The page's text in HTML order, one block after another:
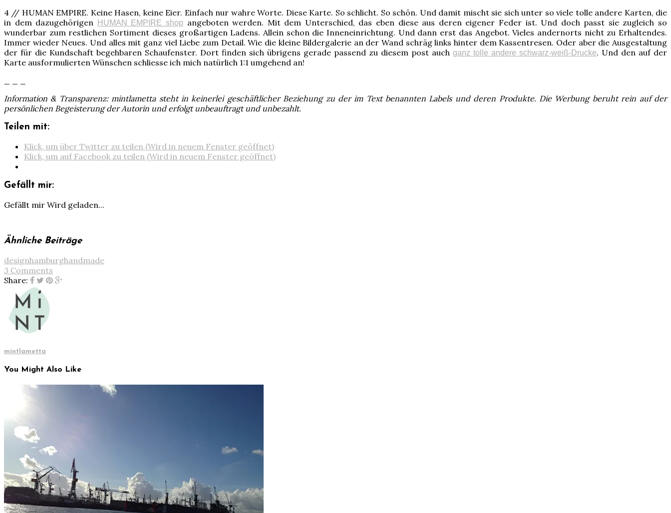
4 // HUMAN EMPIRE. Keine Hasen, keine Eier. Einfach nur wahre Worte. Diese Karte. So schlicht. So schön. Und damit mischt sie sich unter so viele tolle andere Karten, die
in dem dazugehörigen
HUMAN EMPIRE shop angeboten werden. Mit dem Unterschied, das eben diese aus deren eigener Feder ist. Und doch passt sie zugleich so
wunderbar zum restlichen Sortiment dieses großartigen Ladens. Allein schon die Inneneinrichtung. Und dann erst das Angebot. Vieles andernorts nicht zu Erhaltendes.
Immer wieder Neues. Und alles mit ganz viel Liebe zum Detail. Wie die kleine Bildergalerie an der Wand schräg links hinter dem Kassentresen. Oder aber die Ausgestaltung
der für die Kundschaft begehbaren Schaufenster. Dort finden sich übrigens gerade passend zu diesem post auch ganz tolle andere schwarz-weiß-Drucke. Und den auf der
Karte ausformulierten Wünschen schliesse ich mich natürlich 1:1 umgehend an!
Information & Transparenz: mintlametta steht in keinerlei geschäftlicher Beziehung zu der im Text benannten Labels und deren Produkte. Die Werbung beruht rein auf der
persönlichen Begeisterung der Autorin und erfolgt unbeauftragt und unbezahlt.
Teilen mit:
Klick, um über Twitter zu teilen (Wird in neuem Fenster geöffnet)
Klick, um auf Facebook zu teilen (Wird in neuem Fenster geöffnet)
Gefällt mir:
Gefällt mir Wird geladen...
Ähnliche Beiträge
designhamburghandmade
3 Comments
Share:
mintlametta
You Might Also Like